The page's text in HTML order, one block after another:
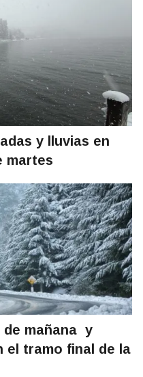
y lluvias en
martes
de mañana y
el tramo final de la